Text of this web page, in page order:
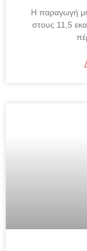
Η παραγωγή
στους 11,5